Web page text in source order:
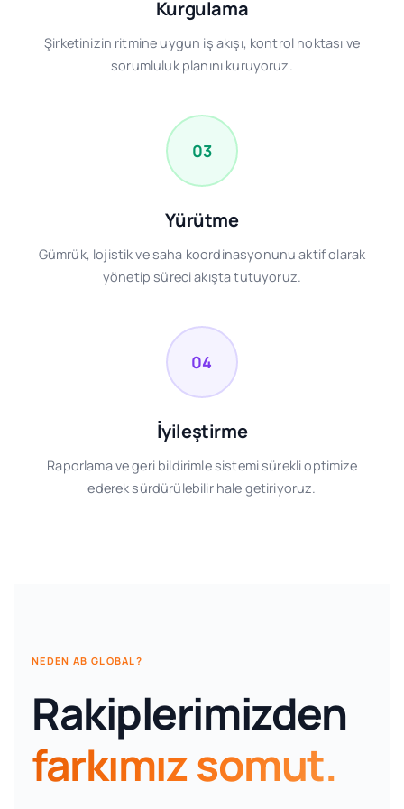
Kurgulama
Şirketinizin ritmine uygun iş akışı, kontrol noktası ve
sorumluluk planını kuruyoruz.
03
Yürütme
Gümrük, lojistik ve saha koordinasyonunu aktif olarak
yönetip süreci akışta tutuyoruz.
04
İyileştirme
Raporlama ve geri bildirimle sistemi sürekli optimize
ederek sürdürülebilir hale getiriyoruz.
NEDEN AB GLOBAL?
Rakiplerimizden
farkımız somut.